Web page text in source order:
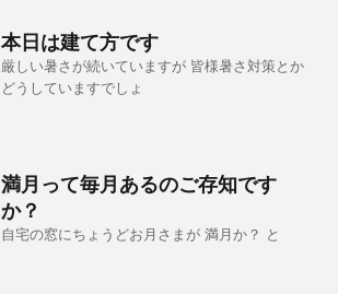
本日は建て方です
厳しい暑さが続いていますが 皆様暑さ対策とか
どうしていますでしょ
満月って毎月あるのご存知です
か？
自宅の窓にちょうどお月さまが 満月か？ と